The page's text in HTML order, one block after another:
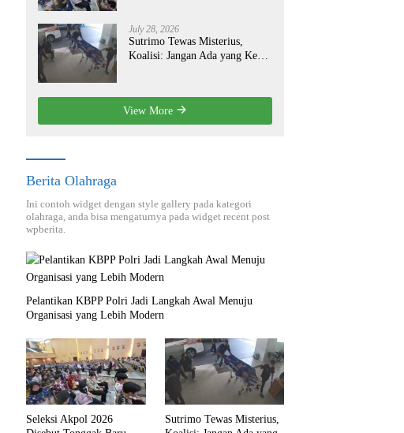
July 28, 2026
Sutrimo Tewas Misterius,
Koalisi: Jangan Ada yang Kebal
View More
Berita Olahraga
Ini contoh widget dengan style gallery pada kategori
olahraga, anda bisa mengaturnya pada widget recent post
wpberita.
Pelantikan KBPP Polri Jadi Langkah Awal Menuju
Organisasi yang Lebih Modern
Seleksi Akpol 2026
Sutrimo Tewas Misterius,